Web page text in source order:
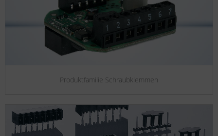
Produktfamilie Schraubklemmen